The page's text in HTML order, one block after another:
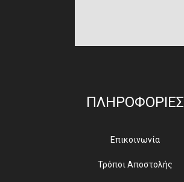
ΠΛΗΡΟΦΟΡΙΕΣ
Επικοινωνία
Τρόποι Αποστολής